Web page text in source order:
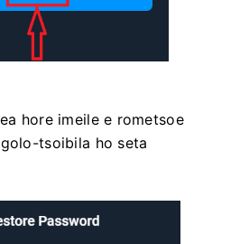
hore imeile e rometsoe
tsoibila ho seta